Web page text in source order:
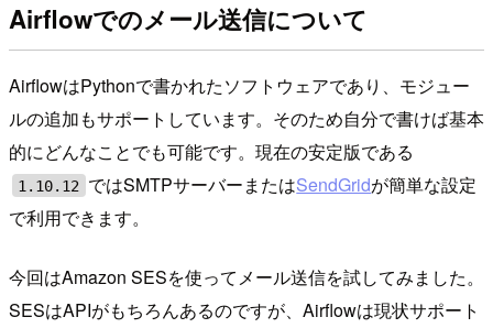
Airflowでのメール送信について
AirflowはPythonで書かれたソフトウェアであり、モジュー
ルの追加もサポートしています。そのため自分で書けば基本
的にどんなことでも可能です。現在の安定版である
1.10.12 ではSMTPサーバーまたはSendGridが簡単な設定
で利用できます。
今回はAmazon SESを使ってメール送信を試してみました。
SESはAPIがもちろんあるのですが、Airflowは現状サポート